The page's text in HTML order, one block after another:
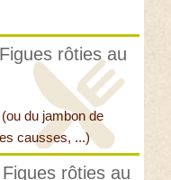
rôties au
du jambon de
causses, ...)
rôties au